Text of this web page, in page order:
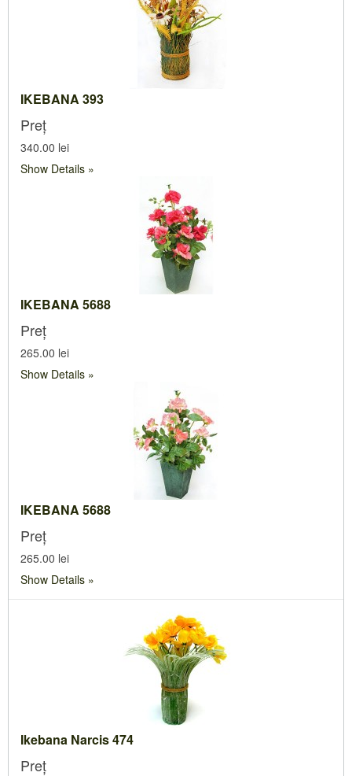
IKEBANA 393
Preț
340.00 lei
Show Details
IKEBANA 5688
Preț
265.00 lei
Show Details
IKEBANA 5688
Preț
265.00 lei
Show Details
Ikebana Narcis 474
Preț